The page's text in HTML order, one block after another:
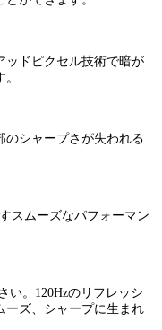
ッドピクセル技術で暗が
のシャープさが失われる
スムーズなパフォーマン
い。120Hzのリフレッシ
ーズ、シャープに生まれ